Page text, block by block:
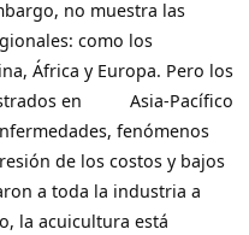
no muestra las
como los
África y Europa. Pero los
en Asia-Pacífico
fenómenos
de los costos y bajos
a toda la industria a
la acuicultura está